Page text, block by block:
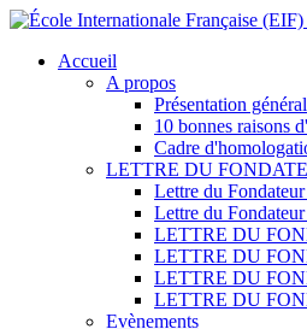
Accueil
A propos
Présentation
10 bonnes raisons
Cadre
LETTRE DU
Lettre du
Lettre du
LETTRE DU
LETTRE DU
LETTRE DU
LETTRE DU
Evènements